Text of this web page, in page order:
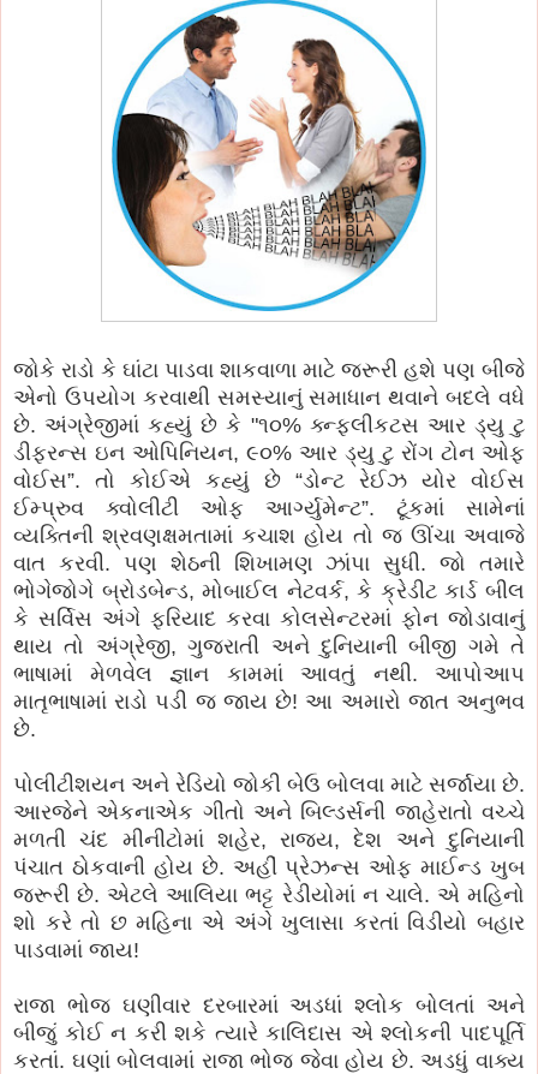
જોકે રાડો કે ઘાંટા પાડવા શાકવાળા માટે જરૂરી હશે પણ બીજે
એનો ઉપયોગ કરવાથી સમસ્યાનું સમાધાન થવાને બદલે વધે
છે. અંગ્રેજીમાં કહ્યું છે કે "૧૦% ક્ન્ફ્લીકટસ આર ડ્યુ ટુ
ડીફરન્સ ઇન ઓપિનિયન, ૯૦% આર ડ્યુ ટુ રોંગ ટોન ઓફ
વોઈસ”. તો કોઈએ કહ્યું છે “ડોન્ટ રેઈઝ યોર વોઈસ
ઈમ્પ્રુવ ક્વોલીટી ઓફ આર્ગ્યુમેન્ટ”. ટૂંકમાં સામેનાં
વ્યક્તિની શ્રવણક્ષમતામાં કચાશ હોય તો જ ઊંચા અવાજે
વાત કરવી. પણ શેઠની શિખામણ ઝાંપા સુધી. જો તમારે
ભોગેજોગે બ્રોડબેન્ડ, મોબાઈલ નેટવર્ક, કે ક્રેડીટ કાર્ડ બીલ
કે સર્વિસ અંગે ફરિયાદ કરવા કોલસેન્ટરમાં ફોન જોડાવાનું
થાય તો અંગ્રેજી, ગુજરાતી અને દુનિયાની બીજી ગમે તે
ભાષામાં મેળવેલ જ્ઞાન કામમાં આવતું નથી. આપોઆપ
માતૃભાષામાં રાડો પડી જ જાય છે! આ અમારો જાત અનુભવ
છે.
પોલીટીશયન અને રેડિયો જોકી બેઉ બોલવા માટે સર્જાયા છે.
આરજેને એકનાએક ગીતો અને બિલ્ડર્સની જાહેરાતો વચ્ચે
મળતી ચંદ મીનીટોમાં શહેર, રાજ્ય, દેશ અને દુનિયાની
પંચાત ઠોકવાની હોય છે. અહીં પ્રેઝન્સ ઓફ માઈન્ડ ખુબ
જરૂરી છે. એટલે આલિયા ભટ્ટ રેડીયોમાં ન ચાલે. એ મહિનો
શો કરે તો છ મહિના એ અંગે ખુલાસા કરતાં વિડીયો બહાર
પાડવામાં જાય!
રાજા ભોજ ઘણીવાર દરબારમાં અડધાં શ્લોક બોલતાં અને
બીજું કોઈ ન કરી શકે ત્યારે કાલિદાસ એ શ્લોકની પાદપૂર્તિ
કરતાં. ઘણાં બોલવામાં રાજા ભોજ જેવા હોય છે. અડધું વાક્ય